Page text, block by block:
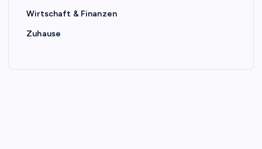
Wirtschaft & Finanzen
Zuhause